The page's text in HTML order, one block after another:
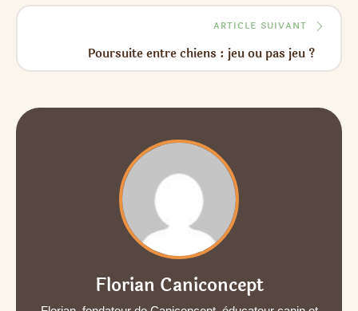
ARTICLE SUIVANT
Poursuite entre chiens : jeu ou pas jeu ?
Florian Caniconcept